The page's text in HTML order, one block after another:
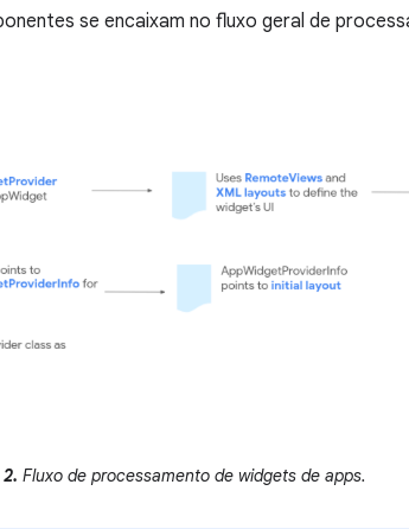
se encaixam no fluxo geral de
Fluxo de processamento de widgets de apps.